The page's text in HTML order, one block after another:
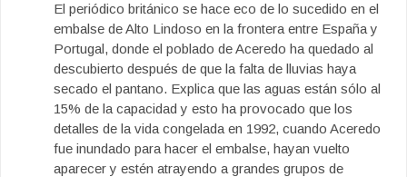
El periódico británico se hace eco de lo sucedido en el
embalse de Alto Lindoso en la frontera entre España y
Portugal, donde el poblado de Aceredo ha quedado al
descubierto después de que la falta de lluvias haya
secado el pantano. Explica que las aguas están sólo al
15% de la capacidad y esto ha provocado que los
detalles de la vida congelada en 1992, cuando Aceredo
fue inundado para hacer el embalse, hayan vuelto
aparecer y estén atrayendo a grandes grupos de